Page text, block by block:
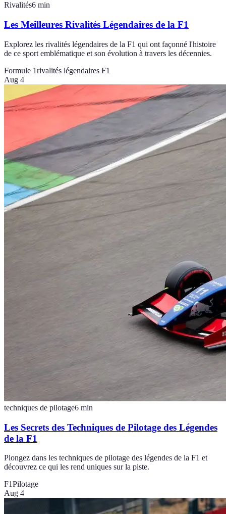
Rivalités6 min
Les Meilleures Rivalités Légendaires de la F1
Explorez les rivalités légendaires de la F1 qui ont façonné l'histoire
de ce sport emblématique et son évolution à travers les décennies.
Formule 1rivalités légendaires F1
Aug 4
techniques de pilotage6 min
Les Secrets des Techniques de Pilotage des Légendes
de la F1
Plongez dans les techniques de pilotage des légendes de la F1 et
découvrez ce qui les rend uniques sur la piste.
F1Pilotage
Aug 4